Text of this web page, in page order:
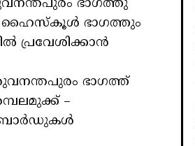
ഭാഗത്തു
ഹൈസ്കൂൾ ഭാഗത്തും
പ്രവേശിക്കാൻ
ഭാഗത്ത്
–
ബോർഡുകൾ